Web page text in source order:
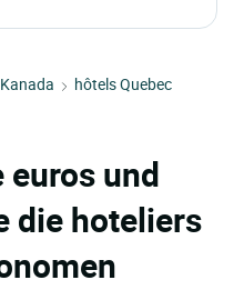
hôtels Quebec
euros und
die hoteliers